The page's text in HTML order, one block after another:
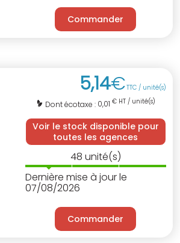
Commander
5,14€TTC / unité(s)
Dont écotaxe : 0,01 € HT / unité(s)
Voir le stock disponible pour
toutes les agences
48 unité(s)
Dernière mise à jour le
07/08/2026
Commander